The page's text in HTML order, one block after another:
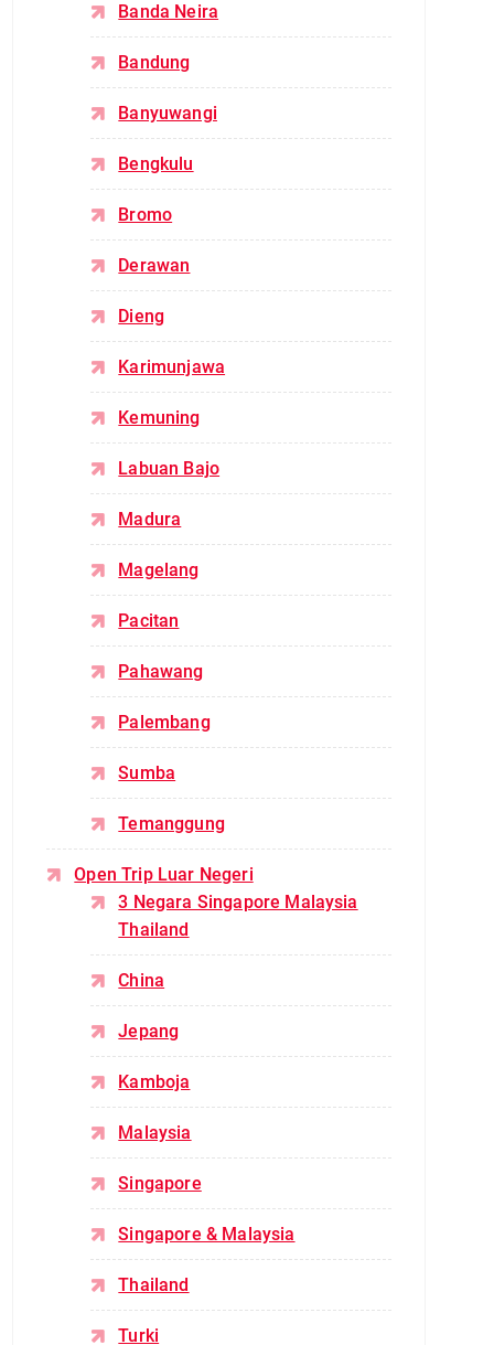
Banda Neira
Bandung
Banyuwangi
Bengkulu
Bromo
Derawan
Dieng
Karimunjawa
Kemuning
Labuan Bajo
Madura
Magelang
Pacitan
Pahawang
Palembang
Sumba
Temanggung
Open Trip Luar Negeri
3 Negara Singapore Malaysia
Thailand
China
Jepang
Kamboja
Malaysia
Singapore
Singapore & Malaysia
Thailand
Turki